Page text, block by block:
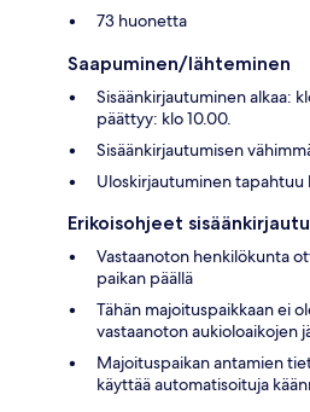
73 huonetta
Saapuminen/lähteminen
Sisäänkirjautuminen alkaa:
päättyy: klo 10.00.
Sisäänkirjautumisen
Uloskirjautuminen tapahtuu
Erikoisohjeet
Vastaanoton henkilökunta
paikan päällä
Tähän majoituspaikkaan ei
vastaanoton aukioloaikojen
Majoituspaikan antamien
käyttää automatisoituja